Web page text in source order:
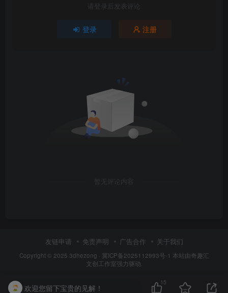
请登录后发表评论
登录 注册
暂无评论内容
友链申请 免责声明 广告合作 关于我们
Copyright © 2025 3dhezong · 冀ICP备2025112993号-1 本站由奇趣汇
文创工作室强力驱动.
欢迎您留下宝贵的见解！
15